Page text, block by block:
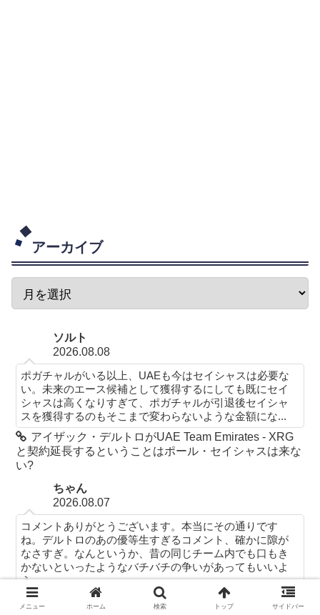
アーカイブ
ソルト
2026.08.08
ポガチャルがいる以上、UAEも今はセイシャスは必要な
い。未来のエース候補として獲得するにしても既にセイ
シャスは高くなりすぎて、ポガチャルが引退後セイシャ
スを獲得するのもそこまで変わらないような金額にな...
アイザック・デルトロがUAE Team Emirates - XRG
と契約延長するということはポール・セイシャスは来な
い?
ちゃん
2026.08.07
コメントありがとうございます。本当にその通りです
ね。デルトロのあの優等生すぎるコメント、確かに隙が
なさすぎ。なんというか、昔の同じチーム内でも口もき
かないといったようなバチバチの争いがあってもいいよ
う...
アイザック・デルトロがUAE Team Emirates - XRG
メニュー ホーム 検索 トップ サイドバー